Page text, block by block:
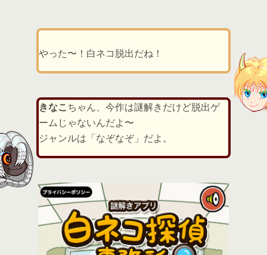
やった〜！白ネコ脱出だね！
きなこ ちゃん、今作は謎解きだけど脱出ゲ
ームじゃないんだよ〜
ジャンルは「なぞなぞ」だよ。